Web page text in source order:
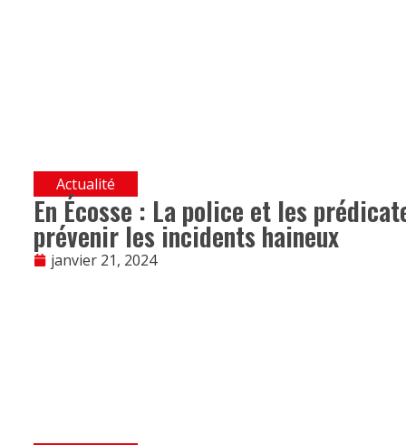
Actualité
En Écosse : La police et les
prévenir les incidents haineux
janvier 21, 2024